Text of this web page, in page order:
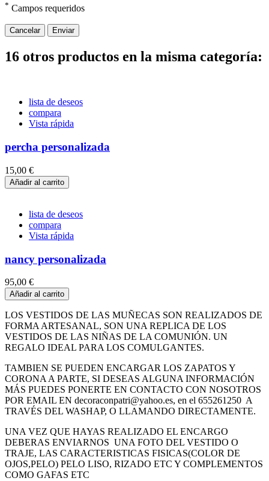
* Campos requeridos
Cancelar Enviar
16 otros productos en la misma categoría:
lista de deseos
compara
Vista rápida
percha personalizada
15,00 €
Añadir al carrito
lista de deseos
compara
Vista rápida
nancy personalizada
95,00 €
Añadir al carrito
LOS VESTIDOS DE LAS MUÑECAS SON REALIZADOS DE
FORMA ARTESANAL, SON UNA REPLICA DE LOS
VESTIDOS DE LAS NIÑAS DE LA COMUNIÓN. UN
REGALO IDEAL PARA LOS COMULGANTES.
TAMBIEN SE PUEDEN ENCARGAR LOS ZAPATOS Y
CORONA A PARTE, SI DESEAS ALGUNA INFORMACIÓN
MÁS PUEDES PONERTE EN CONTACTO CON NOSOTROS
POR EMAIL EN decoraconpatri@yahoo.es, en el 655261250 A
TRAVÉS DEL WASHAP, O LLAMANDO DIRECTAMENTE.
UNA VEZ QUE HAYAS REALIZADO EL ENCARGO
DEBERAS ENVIARNOS UNA FOTO DEL VESTIDO O
TRAJE, LAS CARACTERISTICAS FISICAS(COLOR DE
OJOS,PELO) PELO LISO, RIZADO ETC Y COMPLEMENTOS
COMO GAFAS ETC